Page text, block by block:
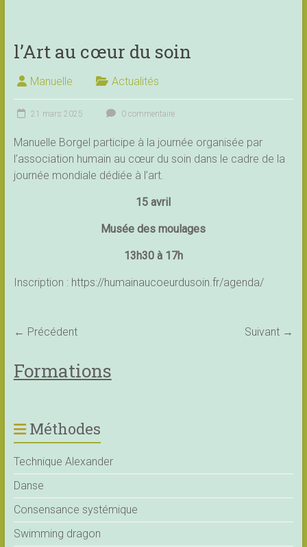
l’Art au cœur du soin
Manuelle Actualités
21 mars 2025 0 commentaire
Manuelle Borgel participe à la journée organisée par
l’association humain au cœur du soin dans le cadre de la
journée mondiale dédiée à l’art.
15 avril
Musée des moulages
13h30 à 17h
Inscription : https://humainaucoeurdusoin.fr/agenda/
← Précédent Suivant →
Formations
Méthodes
Technique Alexander
Danse
Consensance systémique
Swimming dragon